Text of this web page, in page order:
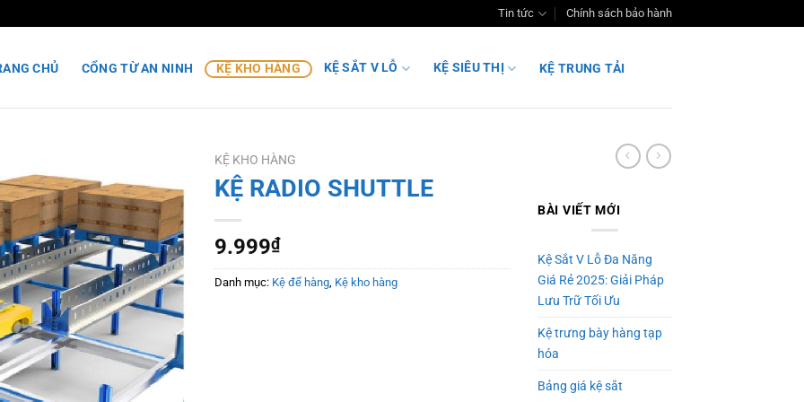
Tin tức Chính sách bảo hành
CHỦ CỔNG TỪ AN NINH KỆ KHO HÀNG KỆ SẮT V LỖ KỆ SIÊU THỊ KỆ TRUNG TẢI
KỆ KHO HÀNG
KỆ RADIO SHUTTLE
9.999₫
Danh mục: Kệ để hàng Kệ kho hàng
BÀI VIẾT MỚI
Kệ Sắt V Lỗ Đa Năng
Giá Rẻ 2025: Giải Pháp
Lưu Trữ Tối Ưu
Kệ trưng bày hàng tạp
hóa
Bảng giá kệ sắt